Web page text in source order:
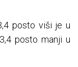
posto viši je u
posto manji u